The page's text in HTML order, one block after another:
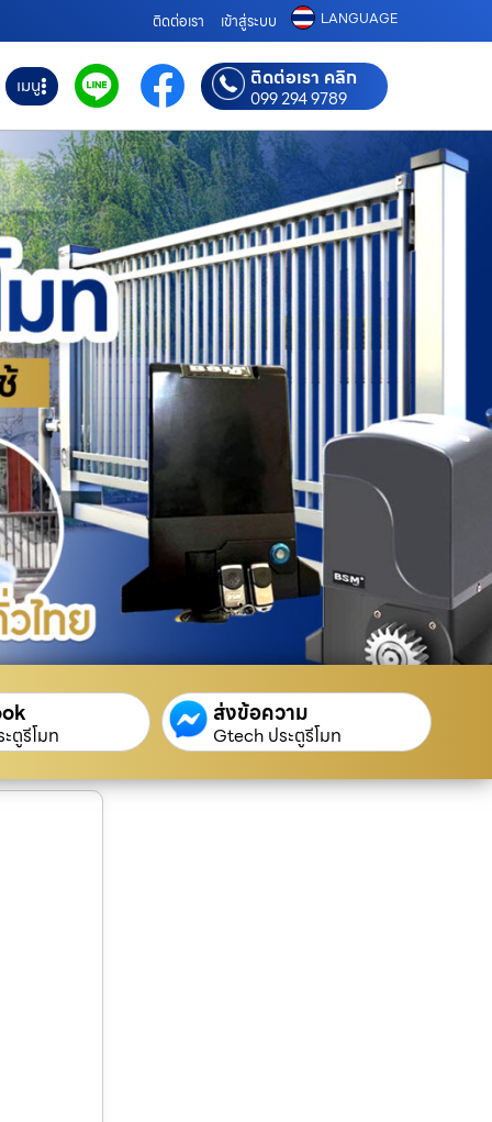
ติดต่อเรา เข้าสู่ระบบ LANGUAGE
เมนู ติดต่อเรา คลิก
099 294 9789
ตูรีโมท
ส่งข้อความ
Gtech ประตูรีโมท